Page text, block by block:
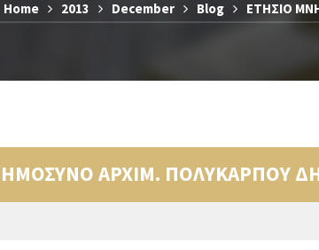
Home 2013 December Blog ΕΤΗΣΙΟ
ΑΡΧΙΜ. ΠΟΛΥΚΑΡΠΟΥ